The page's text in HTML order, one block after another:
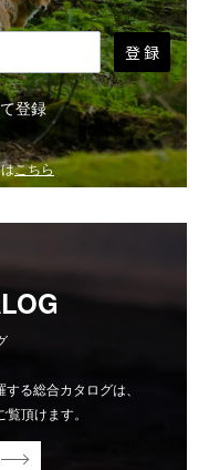
登 録
登録
こちら
る総合カタログは、
頂けます。